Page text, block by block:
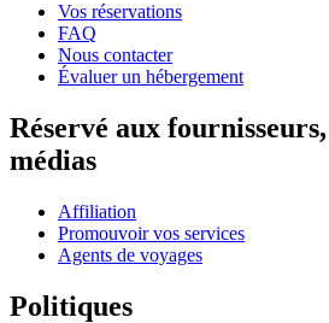
Vos réservations
FAQ
Nous contacter
Évaluer un hébergement
Réservé aux
médias
Affiliation
Promouvoir vos services
Agents de voyages
Politiques